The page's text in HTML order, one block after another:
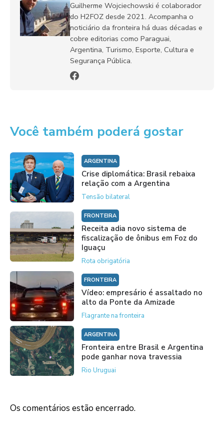
Guilherme Wojciechowski é colaborador
do H2FOZ desde 2021. Acompanha o
noticiário da fronteira há duas décadas e
cobre editorias como Paraguai,
Argentina, Turismo, Esporte, Cultura e
Segurança Pública.
Você também poderá gostar
ARGENTINA
Crise diplomática: Brasil rebaixa
relação com a Argentina
Tensão bilateral
FRONTEIRA
Receita adia novo sistema de
fiscalização de ônibus em Foz do
Iguaçu
Rota obrigatória
FRONTEIRA
Vídeo: empresário é assaltado no
alto da Ponte da Amizade
Flagrante na fronteira
ARGENTINA
Fronteira entre Brasil e Argentina
pode ganhar nova travessia
Rio Uruguai
Os comentários estão encerrado.